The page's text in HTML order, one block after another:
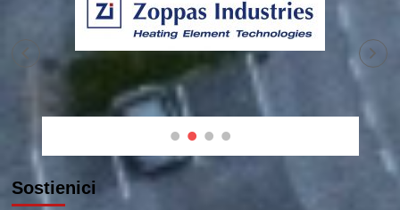
Sostienici